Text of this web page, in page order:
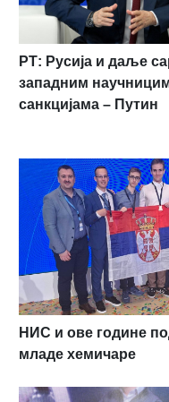
РТ: Русија и даље
западним
санкцијама – Путин
НИС и ове године
младе хемичаре